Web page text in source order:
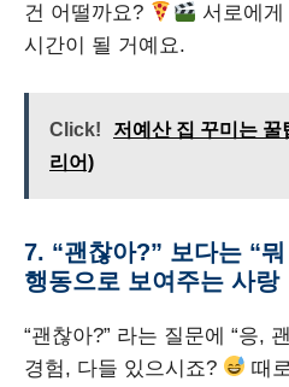
건 어떨까요?
서로에
시간이 될 거예요.
Click!
저예산 집 꾸미는 꿀
리어)
7. “괜찮아?” 보다는 “
행동으로 보여주는 사랑
“괜찮아?” 라는 질문에 “응,
경험, 다들 있으시죠?
때